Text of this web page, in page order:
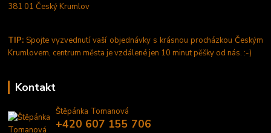
381 01 Český Krumlov
TIP: Spojte vyzvednutí vaší objednávky s krásnou procházkou Českým
Krumlovem, centrum města je vzdálené jen 10 minut pěšky od nás. :-)
Kontakt
Štěpánka Tomanová
+420 607 155 706